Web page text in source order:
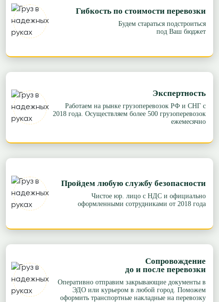
Гибкость по стоимости перевозки
Будем стараться подстроиться
под Ваш бюджет
Экспертность
Работаем на рынке грузоперевозок РФ и СНГ с
2018 года. Осуществляем более 500 грузоперевозок
ежемесячно
Пройдем любую службу безопасности
Чистое юр. лицо с НДС и официально
оформленными сотрудниками от 2018 года
Сопровождение
до и после перевозки
Оперативно отправим закрывающие документы в
ЭДО или курьером в любой город. Поможем
оформить транспортные накладные на перевозку